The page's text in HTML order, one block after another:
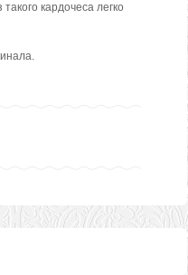
кардочеса легко